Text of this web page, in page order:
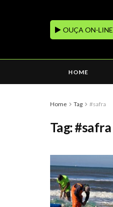
OUÇA ON-LINE
HOME
Home Tag #safra
Tag:#safra